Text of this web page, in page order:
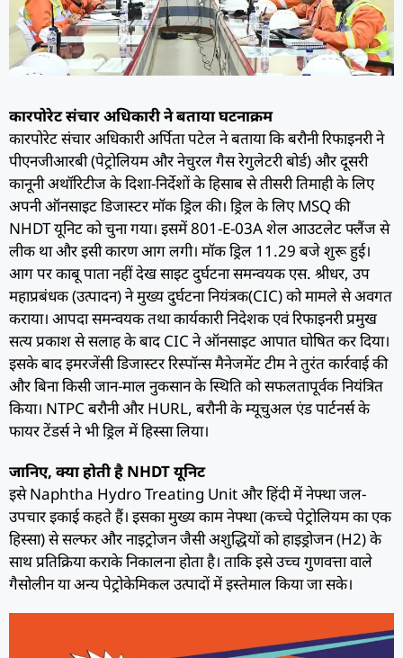
कारपोरेट संचार अधिकारी ने बताया घटनाक्रम
कारपोरेट संचार अधिकारी अर्पिता पटेल ने बताया कि बरौनी रिफाइनरी ने
पीएनजीआरबी (पेट्रोलियम और नेचुरल गैस रेगुलेटरी बोर्ड) और दूसरी
कानूनी अथॉरिटीज के दिशा-निर्देशों के हिसाब से तीसरी तिमाही के लिए
अपनी ऑनसाइट डिजास्टर मॉक ड्रिल की। ​​ड्रिल के लिए MSQ की
NHDT यूनिट को चुना गया। इसमें 801-E-03A शेल आउटलेट फ्लैंज से
लीक था और इसी कारण आग लगी। मॉक ड्रिल 11.29 बजे शुरू हुई।
आग पर काबू पाता नहीं देख साइट दुर्घटना समन्वयक एस. श्रीधर, उप
महाप्रबंधक (उत्पादन) ने मुख्य दुर्घटना नियंत्रक(CIC) को मामले से अवगत
कराया। आपदा समन्वयक तथा कार्यकारी निदेशक एवं रिफाइनरी प्रमुख
सत्य प्रकाश से सलाह के बाद CIC ने ऑनसाइट आपात घोषित कर दिया।
इसके बाद इमरजेंसी डिजास्टर रिस्पॉन्स मैनेजमेंट टीम ने तुरंत कार्रवाई की
और बिना किसी जान-माल नुकसान के स्थिति को सफलतापूर्वक नियंत्रित
किया। NTPC बरौनी और HURL, बरौनी के म्यूचुअल एंड पार्टनर्स के
फायर टेंडर्स ने भी ड्रिल में हिस्सा लिया।
जानिए, क्या होती है NHDT यूनिट
इसे Naphtha Hydro Treating Unit और हिंदी में नेफ्था जल-
उपचार इकाई कहते हैं। इसका मुख्य काम नेफ्था (कच्चे पेट्रोलियम का एक
हिस्सा) से सल्फर और नाइट्रोजन जैसी अशुद्धियों को हाइड्रोजन (H2) के
साथ प्रतिक्रिया कराके निकालना होता है। ताकि इसे उच्च गुणवत्ता वाले
गैसोलीन या अन्य पेट्रोकेमिकल उत्पादों में इस्तेमाल किया जा सके।